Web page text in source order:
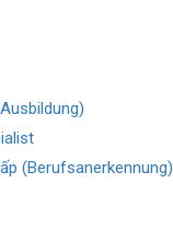
(Berufsanerkennung)